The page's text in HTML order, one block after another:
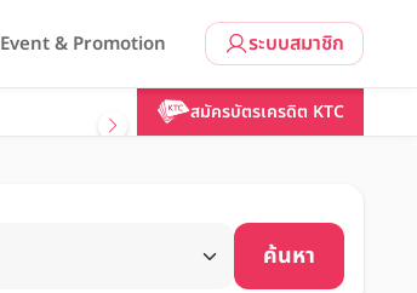
ระบบสมาชิก
Event & Promotion
สมัครบัตรเครดิต KTC
ค้นหา